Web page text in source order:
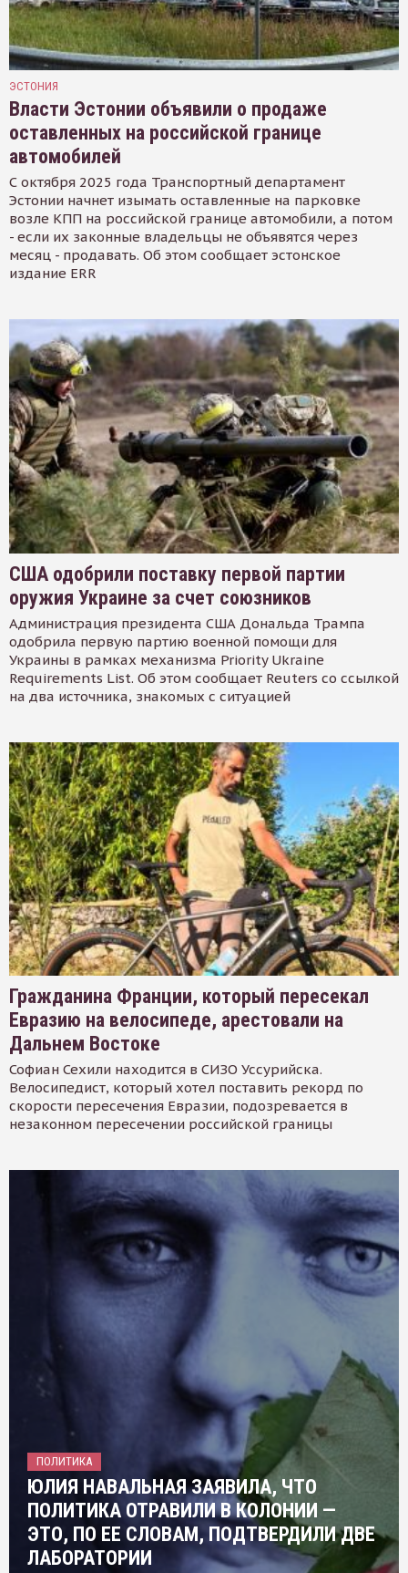
ЭСТОНИЯ
Власти Эстонии объявили о продаже
оставленных на российской границе
автомобилей
С октября 2025 года Транспортный департамент
Эстонии начнет изымать оставленные на парковке
возле КПП на российской границе автомобили, а потом
- если их законные владельцы не объявятся через
месяц - продавать. Об этом сообщает эстонское
издание ERR
США одобрили поставку первой партии
оружия Украине за счет союзников
Администрация президента США Дональда Трампа
одобрила первую партию военной помощи для
Украины в рамках механизма Priority Ukraine
Requirements List. Об этом сообщает Reuters со ссылкой
на два источника, знакомых с ситуацией
Гражданина Франции, который пересекал
Евразию на велосипеде, арестовали на
Дальнем Востоке
Софиан Сехили находится в СИЗО Уссурийска.
Велосипедист, который хотел поставить рекорд по
скорости пересечения Евразии, подозревается в
незаконном пересечении российской границы
ПОЛИТИКА
ЮЛИЯ НАВАЛЬНАЯ ЗАЯВИЛА, ЧТО
ПОЛИТИКА ОТРАВИЛИ В КОЛОНИИ —
ЭТО, ПО ЕЕ СЛОВАМ, ПОДТВЕРДИЛИ ДВЕ
ЛАБОРАТОРИИ